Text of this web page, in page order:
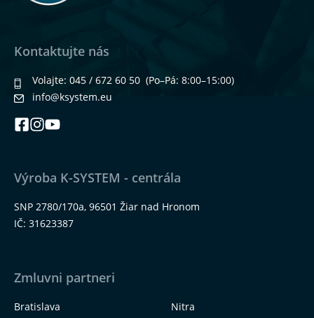
Kontaktujte nás
Volajte: 045 / 672 60 50 (Po–Pá: 8:00–15:00)
info@ksystem.eu
Výroba K-SYSTEM - centrála
SNP 2780/170a, 96501 Žiar nad Hronom
IČ: 31623387
Zmluvni partneri
Bratislava
Nitra